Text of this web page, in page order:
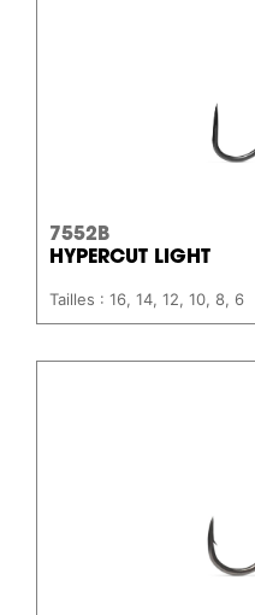
7552B
HYPERCUT LIGHT
Tailles : 16, 14, 12, 10, 8, 6